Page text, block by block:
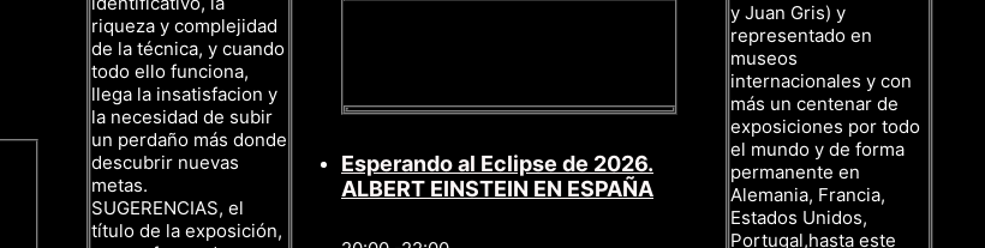
riqueza y complejidad
de la técnica, y cuando
todo ello funciona,
llega la insatisfacion y
la necesidad de subir
un perdaño más donde
descubrir nuevas
metas.
SUGERENCIAS, el
título de la exposición,
Esperando al Eclipse de 2026.
ALBERT EINSTEIN EN ESPAÑA
y Juan Gris) y
representado en
museos
internacionales y con
más un centenar de
exposiciones por todo
el mundo y de forma
permanente en
Alemania, Francia,
Estados Unidos,
Portugal,hasta este